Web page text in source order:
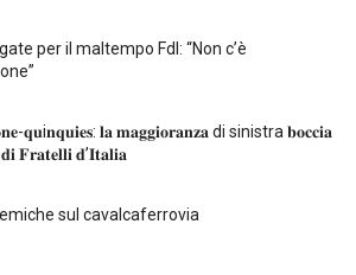
per il maltempo FdI: “Non c’è
𝐪𝐮i𝐧𝐪𝐮𝐢𝐞𝐬: 𝐥𝐚 𝐦𝐚𝐠𝐠𝐢𝐨𝐫𝐚𝐧𝐳𝐚 di sinistra 𝐛𝐨𝐜𝐜𝐢𝐚
𝐅𝐫𝐚𝐭𝐞𝐥𝐥𝐢 𝐝’𝐈𝐭𝐚𝐥𝐢𝐚
sul cavalcaferrovia